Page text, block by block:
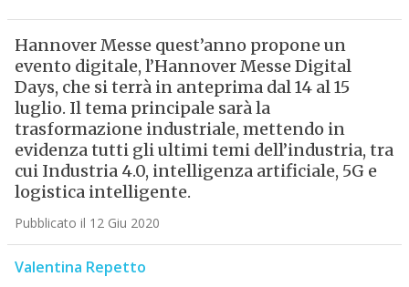
Hannover Messe quest’anno propone un
evento digitale, l’Hannover Messe Digital
Days, che si terrà in anteprima dal 14 al 15
luglio. Il tema principale sarà la
trasformazione industriale, mettendo in
evidenza tutti gli ultimi temi dell’industria, tra
cui Industria 4.0, intelligenza artificiale, 5G e
logistica intelligente.
Pubblicato il 12 Giu 2020
Valentina Repetto